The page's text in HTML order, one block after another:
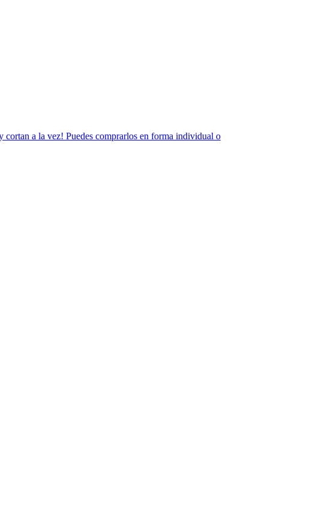
cortan a la vez! Puedes comprarlos en forma individual o